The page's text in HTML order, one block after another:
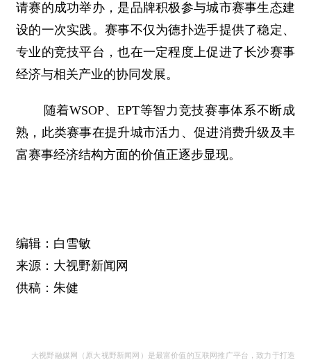
请赛的成功举办，是品牌积极参与城市赛事生态建
设的一次实践。赛事不仅为德扑选手提供了稳定、
专业的竞技平台，也在一定程度上促进了长沙赛事
经济与相关产业的协同发展。
随着WSOP、EPT等智力竞技赛事体系不断成
熟，此类赛事在提升城市活力、促进消费升级及丰
富赛事经济结构方面的价值正逐步显现。
编辑：白雪敏
来源：大视野新闻网
供稿：朱健
大视野融媒网（原大视野新闻网）是最富价值的互联网推广平台，致力于打造